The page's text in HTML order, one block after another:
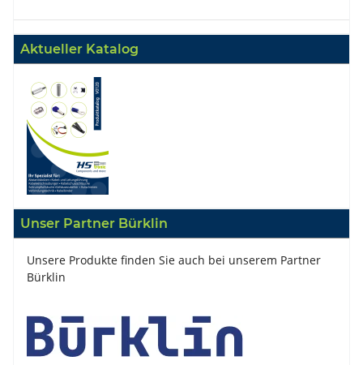
Aktueller Katalog
Unser Partner Bürklin
Unsere Produkte finden Sie auch bei unserem Partner
Bürklin